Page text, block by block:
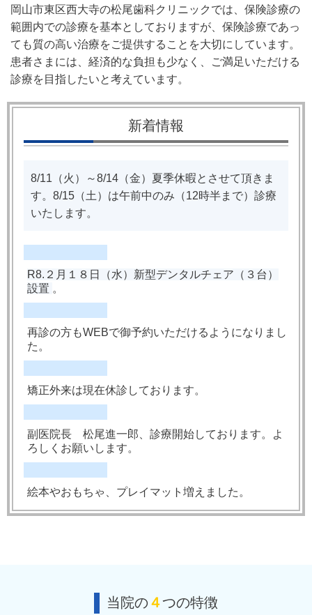
岡山市東区西大寺の松尾歯科クリニックでは、保険診療の
範囲内での診療を基本としておりますが、保険診療であっ
ても質の高い治療をご提供することを大切にしています。
患者さまには、経済的な負担も少なく、ご満足いただける
診療を目指したいと考えています。
新着情報
8/11（火）～8/14（金）夏季休暇とさせて頂きま
す。8/15（土）は午前中のみ（12時半まで）診療
いたします。
R8.２月１８日（水）新型デンタルチェア（３台）
設置 。
再診の方もWEBで御予約いただけるようになりまし
た。
矯正外来は現在休診しております。
副医院長 松尾進一郎、診療開始しております。よ
ろしくお願いします。
絵本やおもちゃ、プレイマット増えました。
当院の ４つの特徴